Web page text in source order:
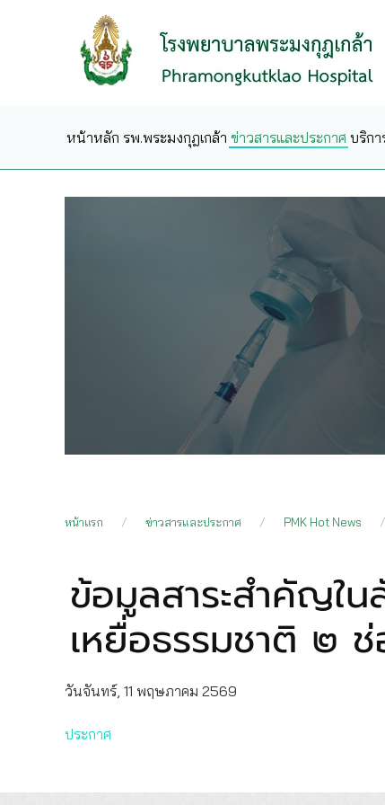
Skip to main content
หน้าหลัก รพ.พระมงกุฎเกล้า ข่าวสารและประกาศ บริกา
หน้าแรก ข่าวสารและประกาศ PMK Hot News
ข้อมูลสาระสำคัญใ
เหยื่อธรรมชาติ ๒
วันจันทร์, 11 พฤษภาคม 2569
ประกาศ